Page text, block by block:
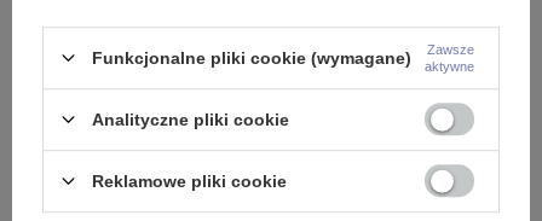
Funkcjonalne pliki cookie (wymagane)
Zawsze
aktywne
Analityczne pliki cookie
Reklamowe pliki cookie